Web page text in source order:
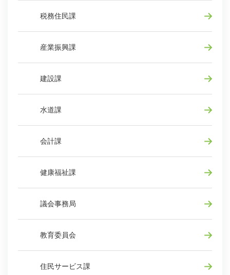
税務住民課
産業振興課
建設課
水道課
会計課
健康福祉課
議会事務局
教育委員会
住民サービス課